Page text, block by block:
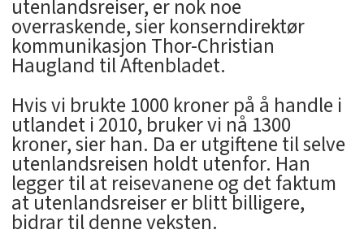
utenlandsreiser, er nok noe
overraskende, sier konserndirektør
kommunikasjon Thor-Christian
Haugland til Aftenbladet.
Hvis vi brukte 1000 kroner på å handle i
utlandet i 2010, bruker vi nå 1300
kroner, sier han. Da er utgiftene til selve
utenlandsreisen holdt utenfor. Han
legger til at reisevanene og det faktum
at utenlandsreiser er blitt billigere,
bidrar til denne veksten.